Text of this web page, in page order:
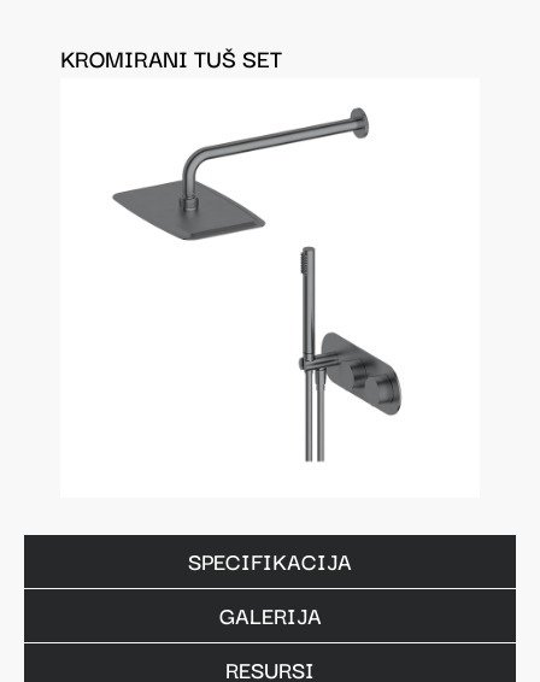
SPECIFIKACIJA
GALERIJA
RESURSI
KROMIRANI TUŠ SET